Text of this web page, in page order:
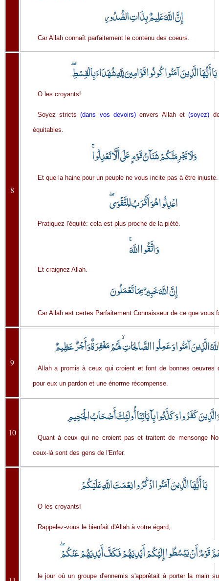
Car Allah connaît parfaitement le contenu des coeurs.
8
O les croyants!
Soyez stricts(dans vos devoirs)envers Allah et(soyez)
équitables.
Et que la haine pour un peuple ne vous incite pas à être injuste.
Pratiquez l'équité: cela est plus proche de la piété.
Et craignez Allah.
Car Allah est certes Parfaitement Connaisseur de ce que vous
9
Allah a promis à ceux qui croient et font de bonnes oeuvres
pour eux un pardon et une énorme récompense.
10
Quant à ceux qui ne croient pas et traitent de mensonge
ceux-là sont des gens de l'Enfer.
O les croyants!
Rappelez-vous le bienfait d'Allah à votre égard,
le jour où un groupe d'ennemis s'apprêtait à porter la main